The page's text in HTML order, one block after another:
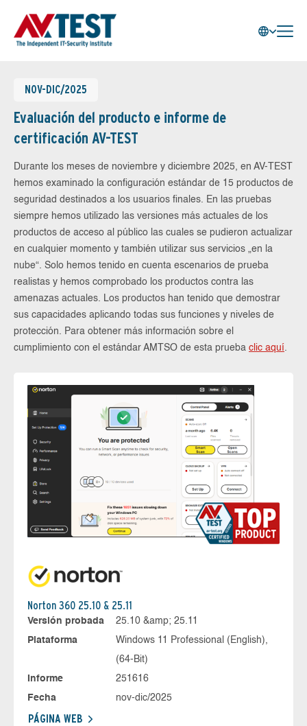
NOV-DIC/2025
Evaluación del producto e informe de
certificación AV-TEST
Durante los meses de noviembre y diciembre 2025, en AV-TEST
hemos examinado la configuración estándar de 15 productos de
seguridad destinados a los usuarios finales. En las pruebas
siempre hemos utilizado las versiones más actuales de los
productos de acceso al público las cuales se pudieron actualizar
en cualquier momento y también utilizar sus servicios „en la
nube“. Solo hemos tenido en cuenta escenarios de prueba
realistas y hemos comprobado los productos contra las
amenazas actuales. Los productos han tenido que demostrar
sus capacidades aplicando todas sus funciones y niveles de
protección. Para obtener más información sobre el
cumplimiento con el estándar AMTSO de esta prueba clic aquí.
Norton 360 25.10 & 25.11
Versión probada
25.10 &amp; 25.11
Plataforma
Windows 11 Professional (English),
(64-Bit)
Informe
251616
Fecha
nov-dic/2025
PÁGINA WEB